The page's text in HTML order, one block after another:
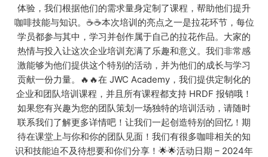
体验，我们根据他们的需求量身定制了课程，帮助他们提升
咖啡技能与知识。☕☕本次培训的亮点之一是拉花环节，每位
学员都参与其中，学习并创作属于自己的拉花作品。大家的
热情与投入让这次企业培训充满了乐趣和意义。我们非常感
激能够为他们提供这个特别的活动，并为他们的成长与学习
贡献一份力量。🔥🔥在 JWC Academy，我们提供定制化的
企业和团队培训课程，并且所有课程都支持 HRDF 报销哦！
如果您有兴趣为您的团队策划一场独特的培训活动，请随时
联系我们了解更多详情吧！让我们一起创造特别的回忆！期
待在课堂上与你和你的团队见面！我们有很多咖啡相关的知
识和技能迫不及待想要和你们分享！🌟🌟活动日期 – 2024年